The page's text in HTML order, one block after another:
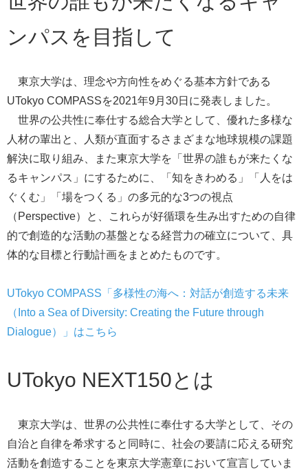
ンパスを目指して
東京大学は、理念や方向性をめぐる基本方針である
UTokyo COMPASSを2021年9月30日に発表しました。
世界の公共性に奉仕する総合大学として、優れた多様な
人材の輩出と、人類が直面するさまざまな地球規模の課題
解決に取り組み、また東京大学を「世界の誰もが来たくな
るキャンパス」にするために、「知をきわめる」「人をは
ぐくむ」「場をつくる」の多元的な3つの視点
（Perspective）と、これらが好循環を生み出すための自律
的で創造的な活動の基盤となる経営力の確立について、具
体的な目標と行動計画をまとめたものです。
UTokyo COMPASS「多様性の海へ：対話が創造する未来
（Into a Sea of Diversity: Creating the Future through
Dialogue）
」はこちら
UTokyo NEXT150とは
東京大学は、世界の公共性に奉仕する大学として、その
自治と自律を希求すると同時に、社会の要請に応える研究
活動を創造することを東京大学憲章において宣言していま